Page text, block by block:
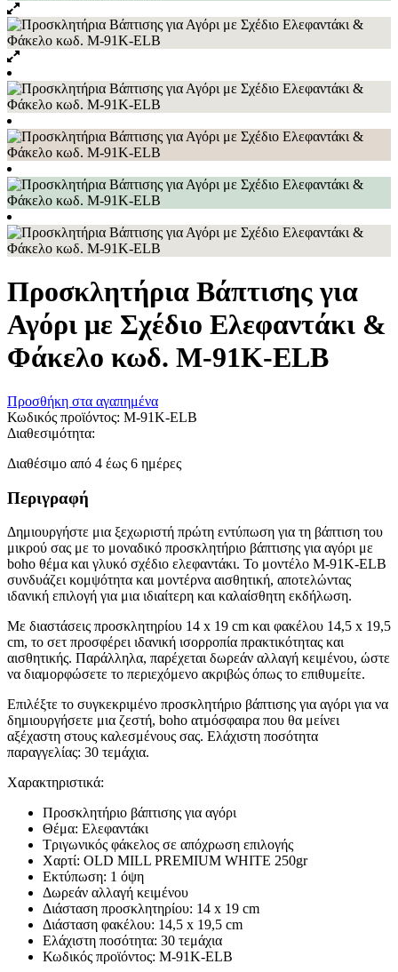
Προσκλητήρια Βάπτισης για
Αγόρι με Σχέδιο Ελεφαντάκι &
Φάκελο κωδ. M-91K-ELB
Προσθήκη στα αγαπημένα
Κωδικός προϊόντος: M-91K-ELB
Διαθεσιμότητα:
Διαθέσιμο από 4 έως 6 ημέρες
Περιγραφή
Δημιουργήστε μια ξεχωριστή πρώτη εντύπωση για τη βάπτιση του
μικρού σας με το μοναδικό προσκλητήριο βάπτισης για αγόρι με
boho θέμα και γλυκό σχέδιο ελεφαντάκι. Το μοντέλο M-91K-ELB
συνδυάζει κομψότητα και μοντέρνα αισθητική, αποτελώντας
ιδανική επιλογή για μια ιδιαίτερη και καλαίσθητη εκδήλωση.
Με διαστάσεις προσκλητηρίου 14 x 19 cm και φακέλου 14,5 x 19,5
cm, το σετ προσφέρει ιδανική ισορροπία πρακτικότητας και
αισθητικής. Παράλληλα, παρέχεται δωρεάν αλλαγή κειμένου, ώστε
να διαμορφώσετε το περιεχόμενο ακριβώς όπως το επιθυμείτε.
Επιλέξτε το συγκεκριμένο προσκλητήριο βάπτισης για αγόρι για να
δημιουργήσετε μια ζεστή, boho ατμόσφαιρα που θα μείνει
αξέχαστη στους καλεσμένους σας. Ελάχιστη ποσότητα
παραγγελίας: 30 τεμάχια.
Χαρακτηριστικά:
Προσκλητήριο βάπτισης για αγόρι
Θέμα: Ελεφαντάκι
Τριγωνικός φάκελος σε απόχρωση επιλογής
Χαρτί: OLD MILL PREMIUM WHITE 250gr
Εκτύπωση: 1 όψη
Δωρεάν αλλαγή κειμένου
Διάσταση προσκλητηρίου: 14 x 19 cm
Διάσταση φακέλου: 14,5 x 19,5 cm
Ελάχιστη ποσότητα: 30 τεμάχια
Κωδικός προϊόντος: M-91K-ELB